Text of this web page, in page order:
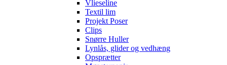
Vlieseline
Textil lim
Projekt Poser
Clips
Snørre Huller
Lynlås, glider og vedhæng
Opsprætter